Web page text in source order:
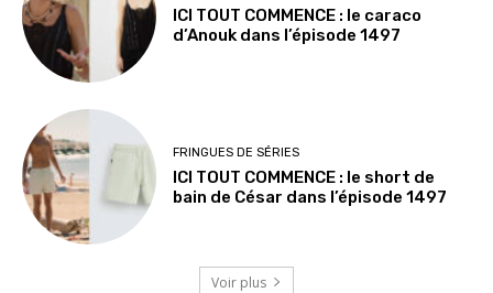
ICI TOUT COMMENCE : le caraco
d’Anouk dans l’épisode 1497
FRINGUES DE SÉRIES
ICI TOUT COMMENCE : le short de
bain de César dans l’épisode 1497
Voir plus